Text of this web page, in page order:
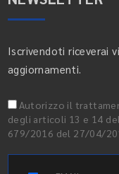
Iscrivendoti riceverai
aggiornamenti.
Autorizzo il
degli articoli 13 e 14
679/2016 del 27/04/